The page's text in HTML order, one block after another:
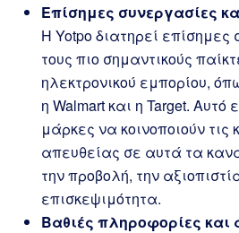
Επίσημες συνεργασίες
Η Yotpo διατηρεί
τους πιο σημαντικούς
ηλεκτρονικού εμπορίου,
η Walmart και η Target. Αυτό
μάρκες να κοινοποιούν τις
απευθείας σε αυτά τα
την προβολή, την
επισκεψιμότητα.
Βαθιές πληροφορίες και